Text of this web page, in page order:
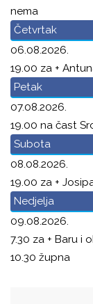
nema
Četvrtak
06.08.2026.
19.00 za +
Petak
07.08.2026.
19.00 na čast
Subota
08.08.2026.
19.00 za +
Nedjelja
09.08.2026.
7.30 za + Baru i
10.30 župna